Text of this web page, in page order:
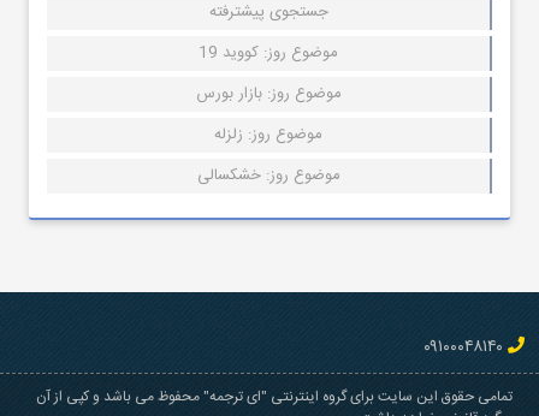
جستجوی پیشترفته
موضوع روز: کووید 19
موضوع روز: بازار بورس
موضوع روز: زلزله
موضوع روز: خشکسالی
تمامی حقوق این سایت برای گروه اینترنتی "ای ترجمه" محفوظ می باشد و کپی از آن